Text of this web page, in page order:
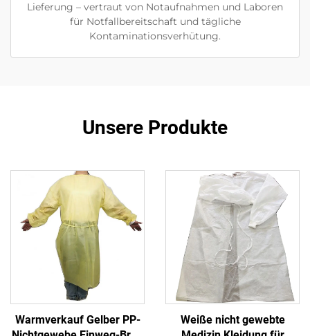
Lieferung – vertraut von Notaufnahmen und Laboren
für Notfallbereitschaft und tägliche
Kontaminationsverhütung.
Unsere Produkte
Warmverkauf Gelber PP-
Weiße nicht gewebte